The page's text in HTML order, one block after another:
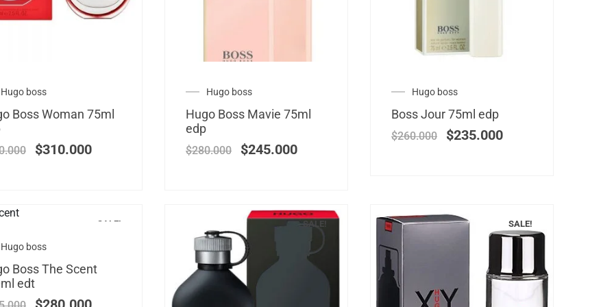
Hugo boss
Boss Woman 75ml
$310.000
Hugo boss
Hugo Boss Mavie 75ml
edp
$280.000 $245.000
Hugo boss
Boss Jour 75ml edp
$260.000 $235.000
SALE!
Hugo boss
Boss The Scent
edt
SALE! SALE!